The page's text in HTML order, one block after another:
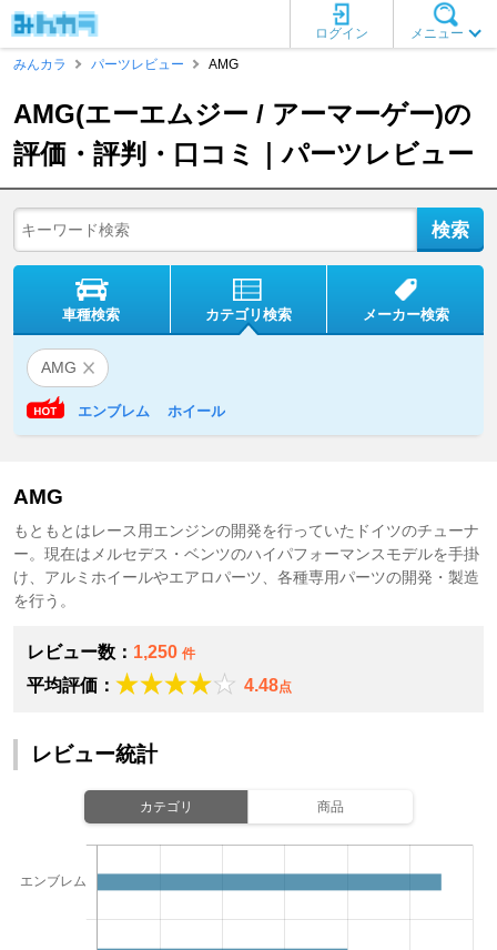
メニュー
ログイン
みんカラ
パーツレビュー AMG
AMG(エーエムジー / アーマーゲー)の
評価・評判・口コミ｜パーツレビュー
車種検索 カテゴリ検索 メーカー検索
AMG
エンブレム ホイール
AMG
もともとはレース用エンジンの開発を行っていたドイツのチューナ
ー。現在はメルセデス・ベンツのハイパフォーマンスモデルを手掛
け、アルミホイールやエアロパーツ、各種専用パーツの開発・製造
を行う。
レビュー数： 1,250 件
平均評価： 4.48点
レビュー統計
カテゴリ 商品